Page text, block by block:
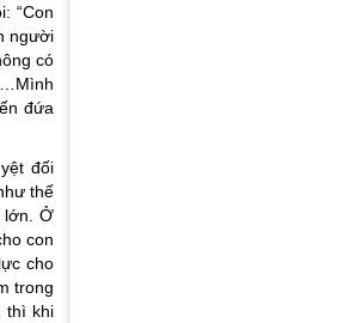
“Con
người
có
đứa
đối
thế
lớn. Ở
con
cho
trong
thì khi